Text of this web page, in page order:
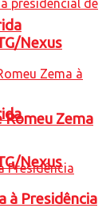
Nexus
Nexus
Zema
à Presidência